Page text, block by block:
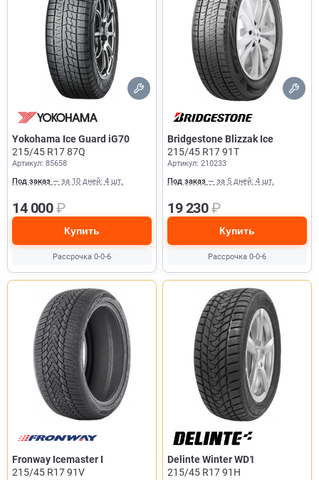
Yokohama Ice Guard iG70
215/45 R17 87Q
Артикул: 85658
Под заказ — за 10 дней: 4 шт.
14 000₽
Купить
Рассрочка 0-0-6
Bridgestone Blizzak Ice
215/45 R17 91T
Артикул: 210233
Под заказ — за 5 дней: 4 шт.
19 230₽
Купить
Рассрочка 0-0-6
Fronway Icemaster I
215/45 R17 91V
Delinte Winter WD1
215/45 R17 91H